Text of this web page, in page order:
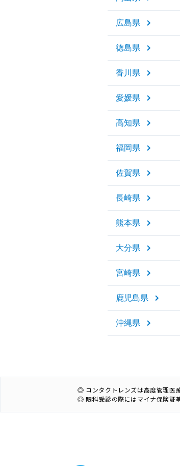
広島県
徳島県
香川県
愛媛県
高知県
福岡県
佐賀県
長崎県
熊本県
大分県
宮崎県
鹿児島県
沖縄県
◎ コンタクトレンズは高度管理医
◎ 眼科受診の際にはマイナ保険証